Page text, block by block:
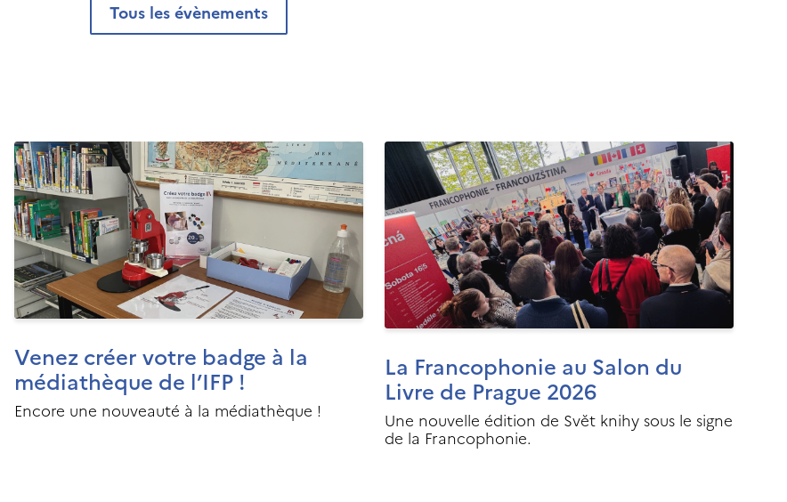
Tous les évènements
Venez créer votre badge à la
médiathèque de l’IFP !
Encore une nouveauté à la médiathèque !
La Francophonie au Salon du
Livre de Prague 2026
Une nouvelle édition de Svět knihy sous le signe
de la Francophonie.